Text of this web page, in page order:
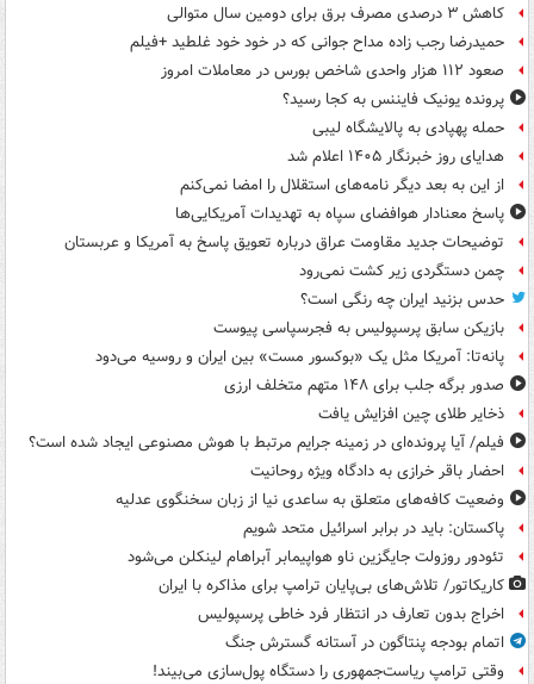
کاهش ۳ درصدی مصرف برق برای دومین سال متوالی
حمیدرضا رجب زاده مداح جوانی که در خود خود غلطید +فیلم
صعود ۱۱۲ هزار واحدی شاخص بورس در معاملات امروز
پرونده یونیک فایننس به کجا رسید؟
حمله پهپادی به پالایشگاه لیبی
هدایای روز خبرنگار ۱۴۰۵ اعلام شد
از این به بعد دیگر نامه‌های استقلال را امضا نمی‌کنم
پاسخ معنادار هوافضای سپاه به تهدیدات آمریکایی‌ها
توضیحات جدید مقاومت عراق درباره تعویق پاسخ به آمریکا و عربستان
چمن دستگردی زیر کشت نمی‌رود
حدس بزنید ایران چه رنگی است؟
بازیکن سابق پرسپولیس به فجرسپاسی پیوست
پانه‌تا: آمریکا مثل یک «بوکسور مست» بین ایران و روسیه می‌دود
صدور برگه جلب برای ۱۴۸ متهم متخلف ارزی
ذخایر طلای چین افزایش یافت
فیلم/ آیا پرونده‌ای در زمینه جرایم مرتبط با هوش مصنوعی ایجاد شده است؟
احضار باقر خرازی به دادگاه ویژه روحانیت
وضعیت کافه‌های متعلق به ساعدی نیا از زبان سخنگوی عدلیه
پاکستان: باید در برابر اسرائیل متحد شویم
تئودور روزولت جایگزین ناو هواپیمابر آبراهام لینکلن می‌شود
کاریکاتور/ تلاش‌های بی‌پایان ترامپ برای مذاکره با ایران
اخراج بدون تعارف در انتظار فرد خاطی پرسپولیس
اتمام بودجه پنتاگون در آستانه گسترش جنگ
وقتی ترامپ ریاست‌جمهوری را دستگاه پول‌سازی می‌بیند!